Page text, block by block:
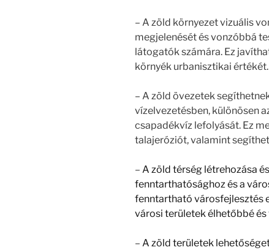
– A zöld környezet vizuális
megjelenését és vonzóbbá
látogatók számára. Ez
környék urbanisztikai értékét.
– A zöld övezetek
vízelvezetésben, különösen
csapadékvíz lefolyását. Ez
talajeróziót, valamint
– A zöld térség létrehozása
fenntarthatósághoz és a
fenntartható városfejlesztés
városi területek élhetőbbé
– A zöld területek